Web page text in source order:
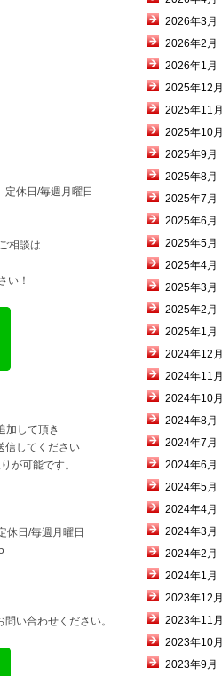
休日/毎週月曜日
相談は
い！
加して頂き
信してください
が可能です。
日/毎週月曜日
い合わせください。
2026年3月
2026年2月
2026年1月
2025年12月
2025年11月
2025年10月
2025年9月
2025年8月
2025年7月
2025年6月
2025年5月
2025年4月
2025年3月
2025年2月
2025年1月
2024年12月
2024年11月
2024年10月
2024年8月
2024年7月
2024年6月
2024年5月
2024年4月
2024年3月
2024年2月
2024年1月
2023年12月
2023年11月
2023年10月
2023年9月